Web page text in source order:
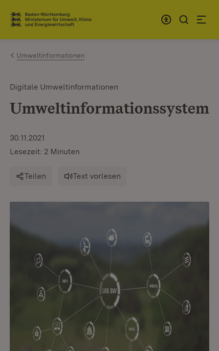
Zum Inhalt springen
Link zur Startseite
Umweltinformationen
Digitale Umweltinformationen
Umweltinformationssystem
30.11.2021
Lesezeit: 2 Minuten
Teilen Text vorlesen